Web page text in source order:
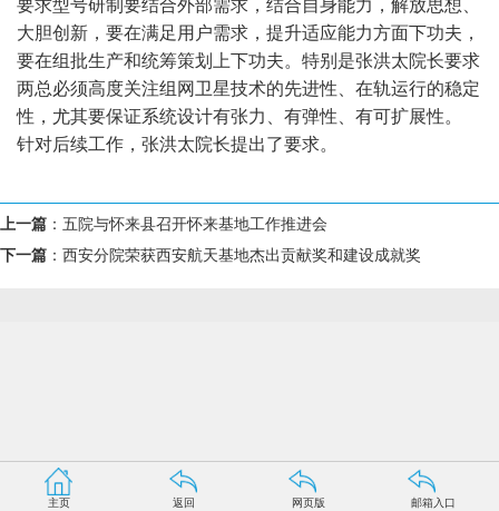
要求型号研制要结合外部需求，结合自身能力，解放思想、
大胆创新，要在满足用户需求，提升适应能力方面下功夫，
要在组批生产和统筹策划上下功夫。特别是张洪太院长要求
两总必须高度关注组网卫星技术的先进性、在轨运行的稳定
性，尤其要保证系统设计有张力、有弹性、有可扩展性。
针对后续工作，张洪太院长提出了要求。
上一篇 ： 五院与怀来县召开怀来基地工作推进会
下一篇 ： 西安分院荣获西安航天基地杰出贡献奖和建设成就奖
主页 返回 网页版 邮箱入口